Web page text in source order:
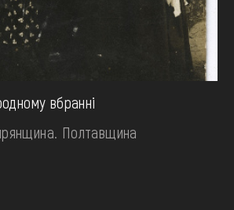
вбранні
Полтавщина